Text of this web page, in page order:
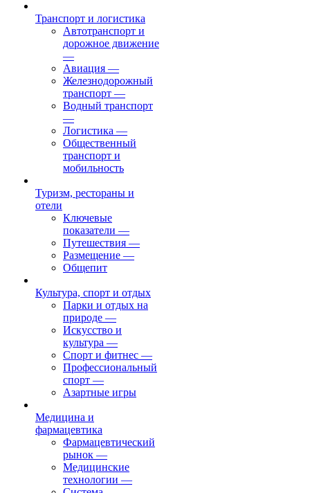
Транспорт и логистика
Автотранспорт и
дорожное движение
—
Авиация —
Железнодорожный
транспорт —
Водный транспорт
—
Логистика —
Общественный
транспорт и
мобильность
Туризм, рестораны и
отели
Ключевые
показатели —
Путешествия —
Размещение —
Общепит
Культура, спорт и отдых
Парки и отдых на
природе —
Искусство и
культура —
Спорт и фитнес —
Профессиональный
спорт —
Азартные игры
Медицина и
фармацевтика
Фармацевтический
рынок —
Медицинские
технологии —